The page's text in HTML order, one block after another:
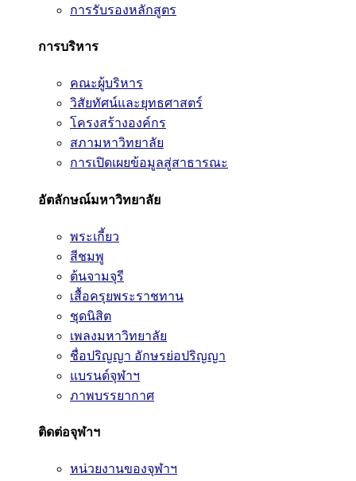
การรับรองหลักสูตร
การบริหาร
คณะผู้บริหาร
วิสัยทัศน์และยุทธศาสตร์
โครงสร้างองค์กร
สภามหาวิทยาลัย
การเปิดเผยข้อมูลสู่สาธารณะ
อัตลักษณ์มหาวิทยาลัย
พระเกี้ยว
สีชมพู
ต้นจามจุรี
เสื้อครุยพระราชทาน
ชุดนิสิต
เพลงมหาวิทยาลัย
ชื่อปริญญา อักษรย่อปริญญา
แบรนด์จุฬาฯ
ภาพบรรยากาศ
ติดต่อจุฬาฯ
หน่วยงานของจุฬาฯ